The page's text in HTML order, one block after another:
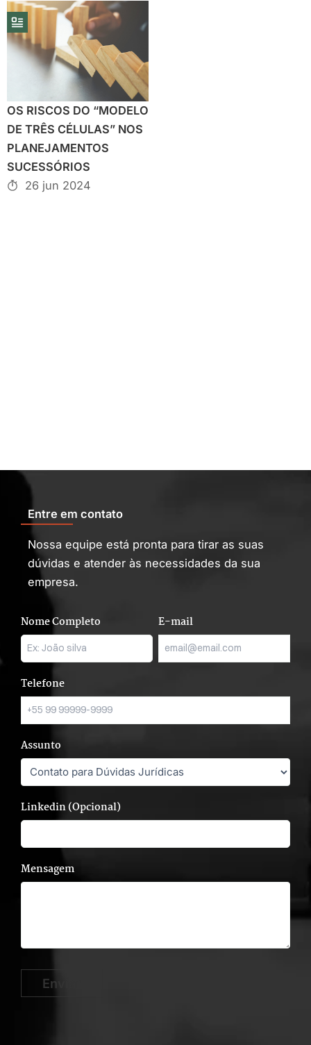
OS RISCOS DO “MODELO
DE TRÊS CÉLULAS” NOS
PLANEJAMENTOS
SUCESSÓRIOS
26 jun 2024
Entre em contato
Nossa equipe está pronta para tirar as suas
dúvidas e atender às necessidades da sua
empresa.
Nome Completo E-mail
Telefone
Assunto
Linkedin (Opcional)
Mensagem
Enviar